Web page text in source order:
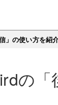
の使い方を紹介
の「